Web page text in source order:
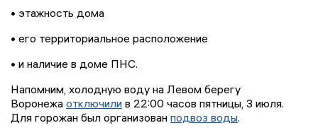
• этажность дома
• его территориальное расположение
• и наличие в доме ПНС.
Напомним, холодную воду на Левом берегу
Воронежа отключили в 22:00 часов пятницы, 3 июля.
Для горожан был организован подвоз воды.